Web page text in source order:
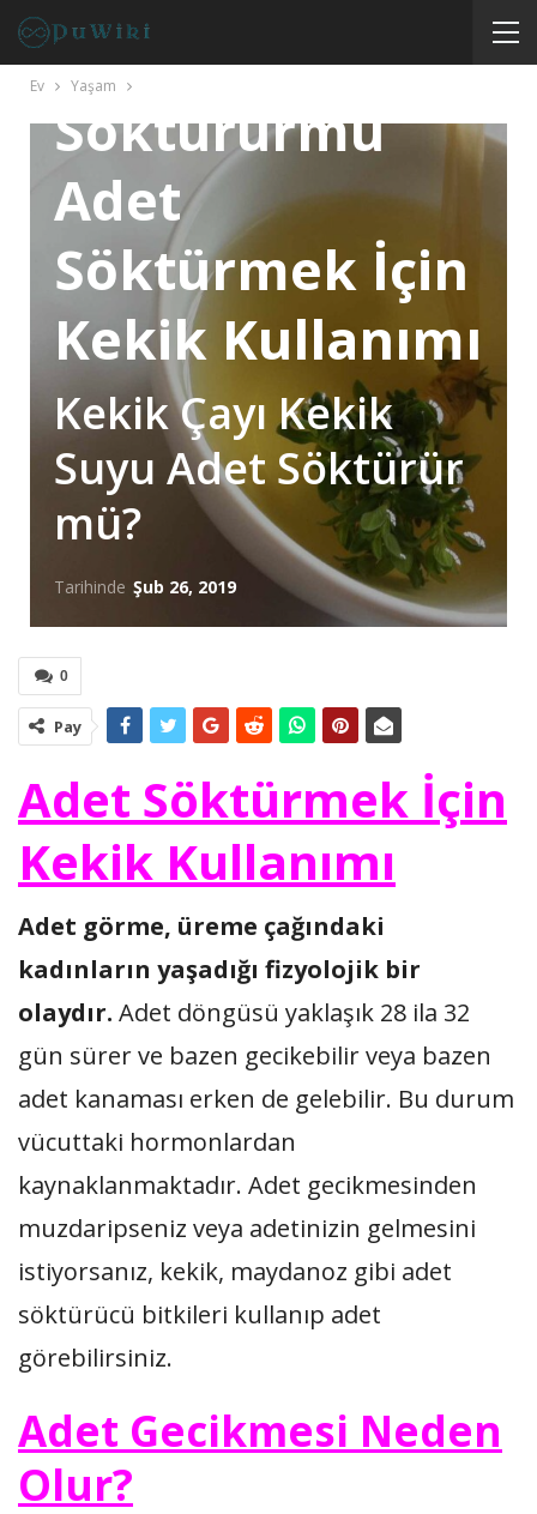
Ev Yaşam
Kekik Adet
Söktürürmü
Adet
Söktürmek İçin
Kekik Kullanımı
Kekik Çayı Kekik
Suyu Adet Söktürür
mü?
Tarihinde Şub 26, 2019
0
Pay
Adet Söktürmek İçin
Kekik Kullanımı
Adet görme, üreme çağındaki
kadınların yaşadığı fizyolojik bir
olaydır. Adet döngüsü yaklaşık 28 ila 32
gün sürer ve bazen gecikebilir veya bazen
adet kanaması erken de gelebilir. Bu durum
vücuttaki hormonlardan
kaynaklanmaktadır. Adet gecikmesinden
muzdaripseniz veya adetinizin gelmesini
istiyorsanız, kekik, maydanoz gibi adet
söktürücü bitkileri kullanıp adet
görebilirsiniz.
Adet Gecikmesi Neden
Olur?